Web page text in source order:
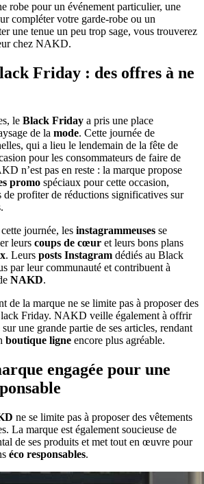
robe pour un événement particulier, une
compléter votre garde-robe ou un
une tenue un peu trop sage, vous trouverez
chez NAKD.
Friday : des offres à ne
le Black Friday a pris une place
de la mode. Cette journée de
qui a lieu le lendemain de la fête de
pour les consommateurs de faire de
n’est pas en reste : la marque propose
promo spéciaux pour cette occasion,
de profiter de réductions significatives sur
journée, les instagrammeuses se
leurs coups de cœur et leurs bons plans
. Leurs posts Instagram dédiés au Black
par leur communauté et contribuent à
NAKD.
de la marque ne se limite pas à proposer des
Friday. NAKD veille également à offrir
sur une grande partie de ses articles, rendant
boutique ligne encore plus agréable.
engagée pour une
ne se limite pas à proposer des vêtements
La marque est également soucieuse de
de ses produits et met tout en œuvre pour
éco responsables.